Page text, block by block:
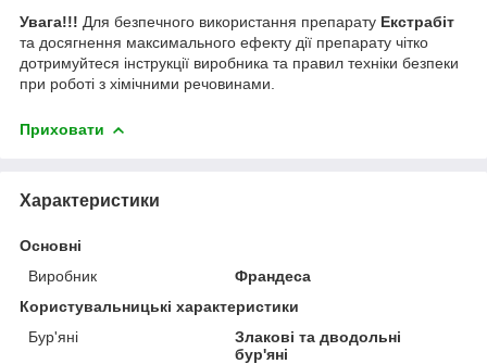
Увага!!! Для безпечного використання препарату Екстрабіт
та досягнення максимального ефекту дії препарату чітко
дотримуйтеся інструкції виробника та правил техніки безпеки
при роботі з хімічними речовинами.
Приховати
Характеристики
Основні
Виробник
Франдеса
Користувальницькі характеристики
Бур'яні
Злакові та дводольні
бур'яні